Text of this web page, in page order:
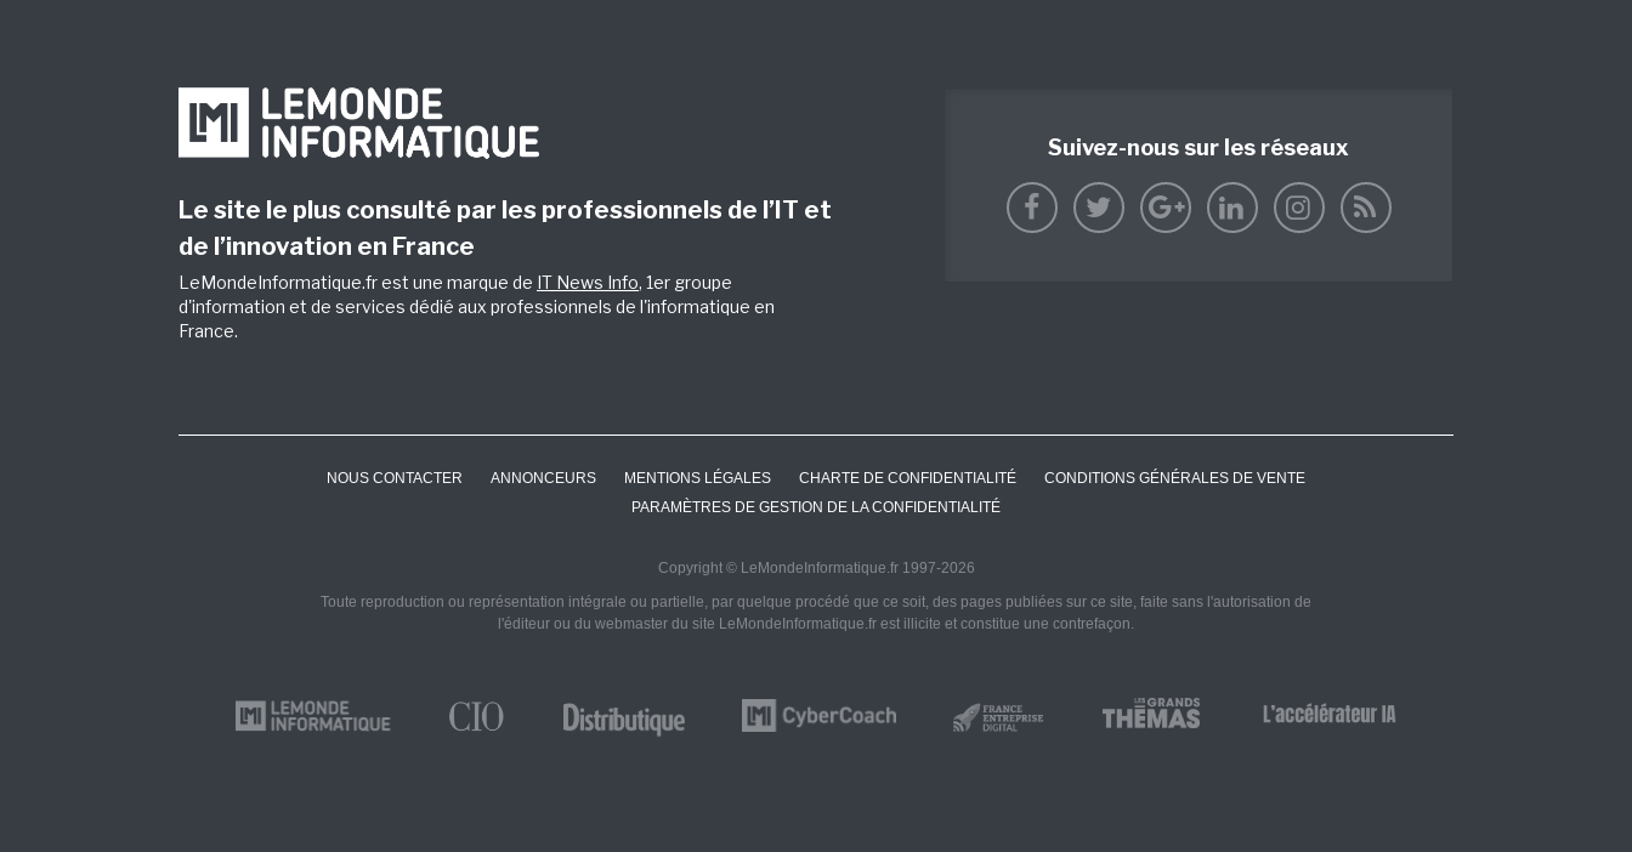
Le site le plus consulté par les professionnels de l’IT et
de l’innovation en France
LeMondeInformatique.fr est une marque de IT News Info, 1er groupe
d'information et de services dédié aux professionnels de l'informatique en
France.
Suivez-nous sur les réseaux
NOUS CONTACTER ANNONCEURS MENTIONS LÉGALES CHARTE DE CONFIDENTIALITÉ
CONDITIONS GÉNÉRALES DE VENTE
PARAMÈTRES DE GESTION DE LA CONFIDENTIALITÉ
Copyright © LeMondeInformatique.fr 1997-2026
Toute reproduction ou représentation intégrale ou partielle, par quelque procédé que ce soit, des pages publiées sur ce site, faite sans l'autorisation de
l'éditeur ou du webmaster du site LeMondeInformatique.fr est illicite et constitue une contrefaçon.